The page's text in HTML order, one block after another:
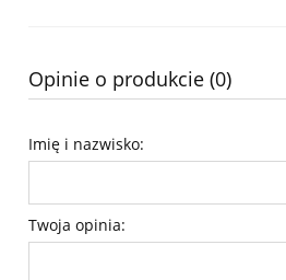
Opinie o produkcie (0)
Imię i nazwisko:
Twoja opinia: